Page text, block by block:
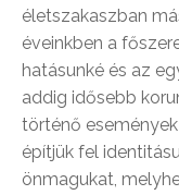
életszakaszban
éveinkben a
hatásunké és az
addig idősebb
történő
építjük fel
önmagukat,